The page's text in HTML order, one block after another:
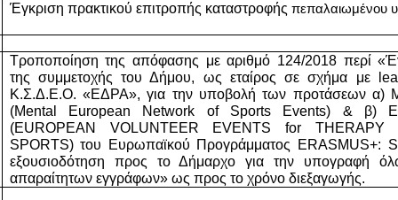
Έγκριση πρακτικού επιτροπής καταστροφής πεπαλαιωμένου
Τροποποίηση της απόφασης με αριθμό 124/2018 περί
της συμμετοχής του Δήμου, ως εταίρος σε σχήμα με
Κ.Σ.Δ.Ε.Ο. «ΕΔΡΑ», για την υποβολή των προτάσεων α)
(Mental European Network of Sports Events) & β)
(EUROPEAN VOLUNTEER EVENTS for THERAPY
SPORTS) του Ευρωπαϊκού Προγράμματος ERASMUS+:
εξουσιοδότηση προς το Δήμαρχο για την υπογραφή
απαραίτητων εγγράφων» ως προς το χρόνο διεξαγωγής.